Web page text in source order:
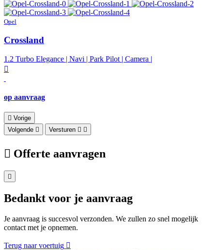
Opel
Crossland
1.2 Turbo Elegance | Navi | Park Pilot | Camera |
op aanvraag
Vorige
Volgende
Versturen
Offerte aanvragen
Bedankt voor je aanvraag
Je aanvraag is succesvol verzonden. We zullen zo snel mogelijk
contact met je opnemen.
Terug naar voertuig